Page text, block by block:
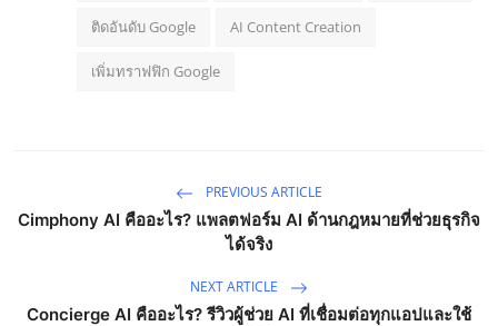
ติดอันดับ Google AI Content Creation
เพิ่มทราฟฟิก Google
PREVIOUS ARTICLE
Cimphony AI คืออะไร? แพลตฟอร์ม AI ด้านกฎหมายที่ช่วยธุรกิจ
ได้จริง
NEXT ARTICLE
Concierge AI คืออะไร? รีวิวผู้ช่วย AI ที่เชื่อมต่อทุกแอปและใช้